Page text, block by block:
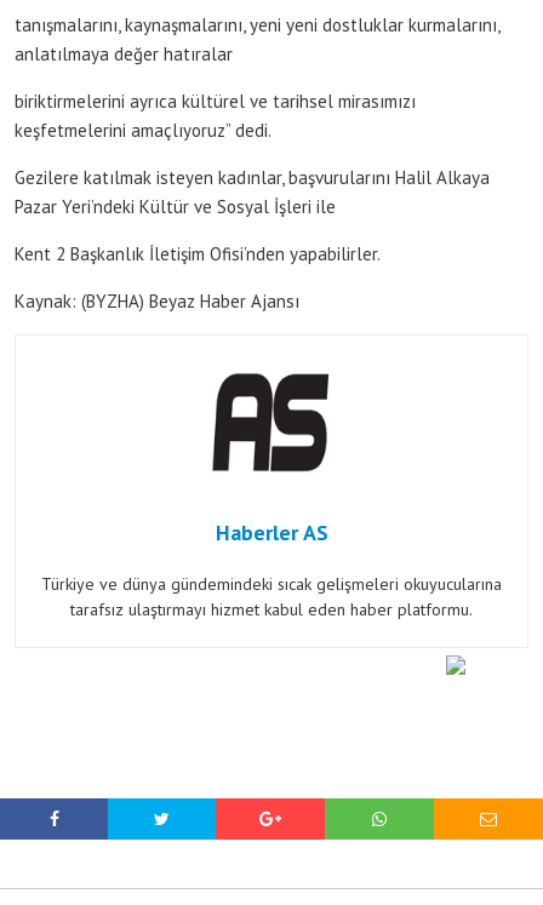
tanışmalarını, kaynaşmalarını, yeni yeni dostluklar kurmalarını,
anlatılmaya değer hatıralar
biriktirmelerini ayrıca kültürel ve tarihsel mirasımızı
keşfetmelerini amaçlıyoruz” dedi.
Gezilere katılmak isteyen kadınlar, başvurularını Halil Alkaya
Pazar Yeri’ndeki Kültür ve Sosyal İşleri ile
Kent 2 Başkanlık İletişim Ofisi’nden yapabilirler.
Kaynak: (BYZHA) Beyaz Haber Ajansı
Haberler AS
Türkiye ve dünya gündemindeki sıcak gelişmeleri okuyucularına
tarafsız ulaştırmayı hizmet kabul eden haber platformu.